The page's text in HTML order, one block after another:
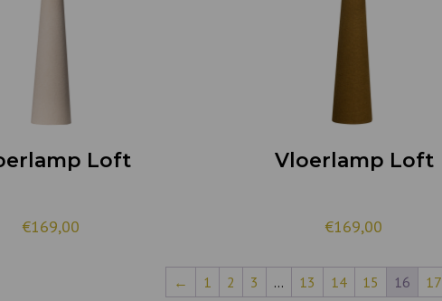
Loft
€169,00
Vloerlamp Loft
€169,00
← 1 2 3 … 13 14 15 16 17